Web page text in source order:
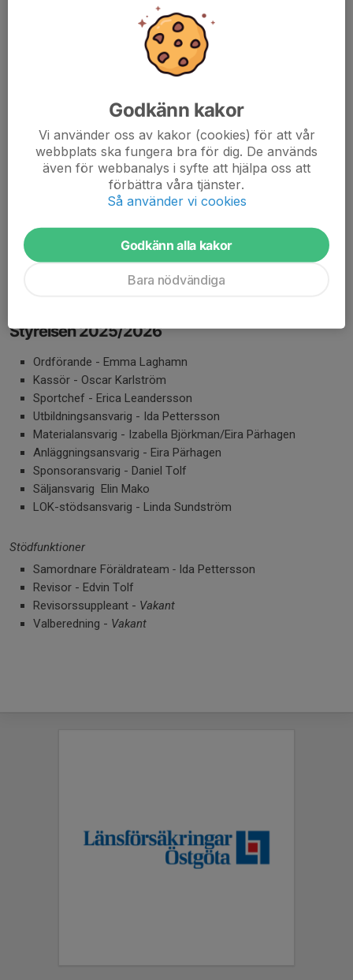
Är du intresserad att engagera dig i styrelsen, vill du veta mer
med vad, tveka inte att kontakta
Kontakt
För att ta kontakt med styrelsen maila
styrelsen@linkopinglightnings.se
För frågor kring de olika lagen tas kontakt med lagets tränare.
Mailadresser finns på respektive lags sida.
Styrelsen 2025/2026
Ordförande - Emma Laghamn
Kassör - Oscar Karlström
Sportchef - Erica Leandersson
Utbildningsansvarig - Ida Pettersson
Materialansvarig - Izabella Björkman/Eira Pärhagen
Anläggningsansvarig - Eira Pärhagen
Sponsoransvarig - Daniel Tolf
Säljansvarig Elin Mako
LOK-stödsansvarig - Linda Sundström
Stödfunktioner
Samordnare Föräldrateam - Ida Pettersson
Revisor - Edvin Tolf
Revisorssuppleant - Vakant
Valberedning - Vakant
Godkänn kakor
Vi använder oss av kakor (cookies) för att vår
webbplats ska fungera bra för dig. De används
även för webbanalys i syfte att hjälpa oss att
förbättra våra tjänster.
Så använder vi cookies
Godkänn alla kakor
Bara nödvändiga